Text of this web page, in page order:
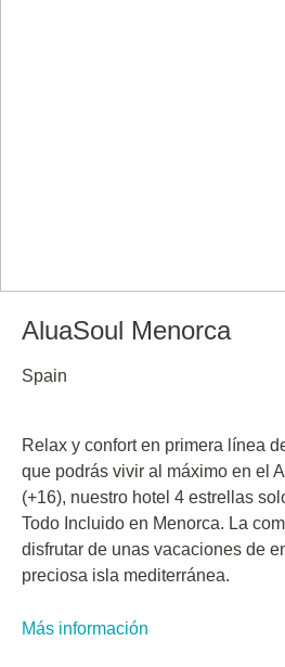
AluaSoul Menorca
Spain
Relax y confort en primera línea
que podrás vivir al máximo en el
(+16), nuestro hotel 4 estrellas
Todo Incluido en Menorca. La
disfrutar de unas vacaciones de
preciosa isla mediterránea.
Más información